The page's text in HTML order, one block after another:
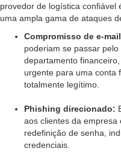
provedor de logística confiável
uma ampla gama de ataques
Compromisso de e-
poderiam se passar
departamento
urgente para uma conta
totalmente legítimo.
Phishing direcionado:
aos clientes da empresa
redefinição de senha,
credenciais.